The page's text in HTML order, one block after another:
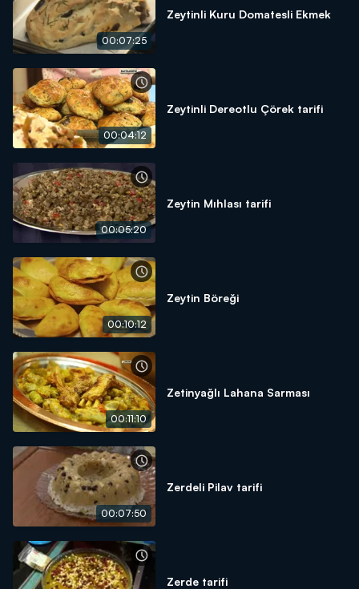
00:07:25
Zeytinli Kuru Domatesli Ekmek
00:04:12
Zeytinli Dereotlu Çörek tarifi
00:05:20
Zeytin Mıhlası tarifi
00:10:12
Zeytin Böreği
00:11:10
Zetinyağlı Lahana Sarması
00:07:50
Zerdeli Pilav tarifi
Zerde tarifi